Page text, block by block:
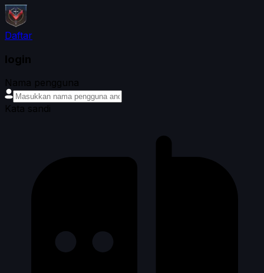
Daftar
login
Nama pengguna
Kata sandi